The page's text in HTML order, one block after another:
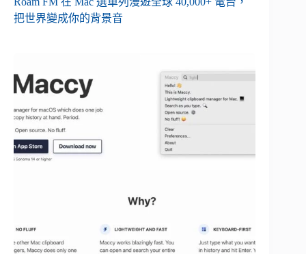
把世界變成你的背景音